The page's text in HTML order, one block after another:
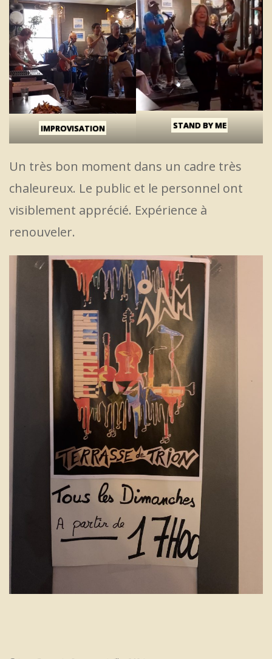
IMPROVISATION STAND BY ME
Un très bon moment dans un cadre très
chaleureux. Le public et le personnel ont
visiblement apprécié. Expérience à
renouveler.